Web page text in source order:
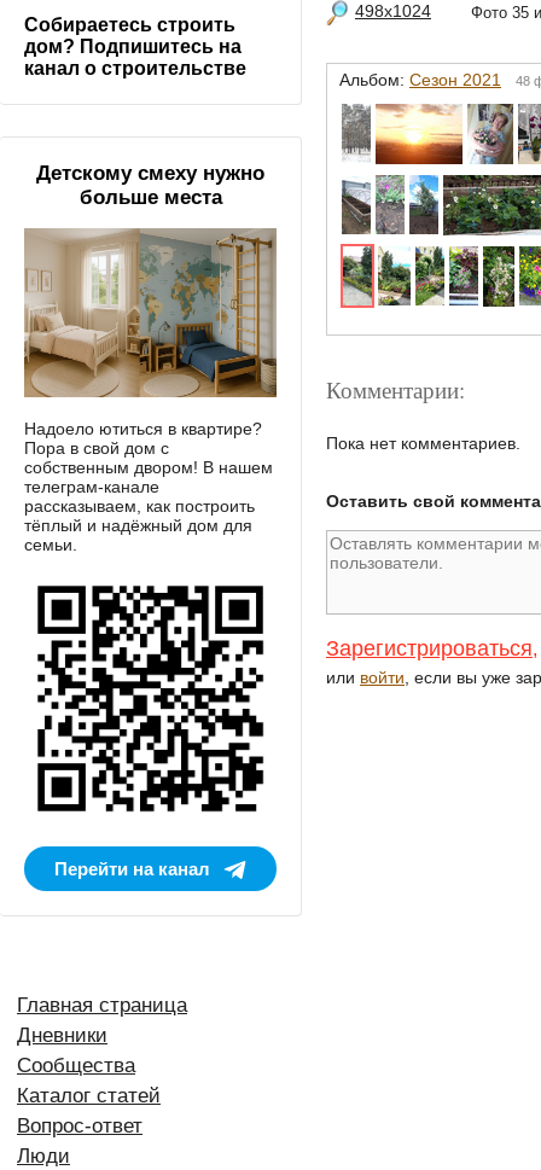
498x1024 Фото
Альбом: Сезон 2021 48
Комментарии:
Пока нет комментариев.
Оставить свой
Зарегистрироваться,
или войти , если вы уже
Собираетесь строить
дом? Подпишитесь на
канал о строительстве
Детскому смеху нужно
больше места
Надоело ютиться в квартире?
Пора в свой дом с
собственным двором! В нашем
телеграм-канале
рассказываем, как построить
тёплый и надёжный дом для
семьи.
Перейти на канал
Главная страница
Дневники
Сообщества
Каталог статей
Вопрос-ответ
Люди